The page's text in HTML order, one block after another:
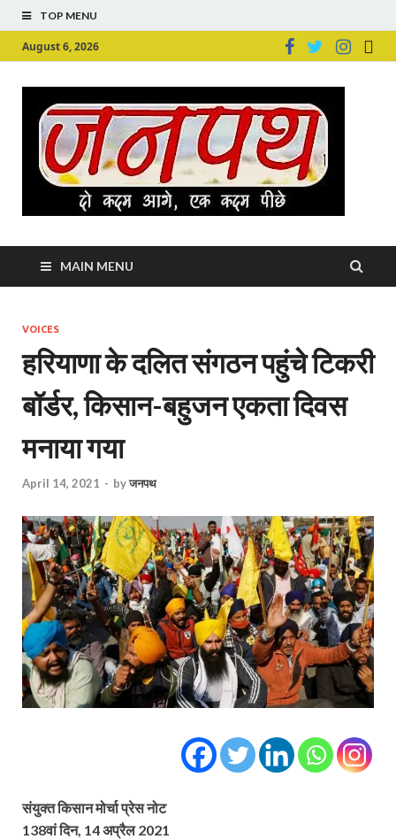
TOP MENU
August 6, 2026
MAIN MENU
VOICES
हरियाणा के दलित संगठन पहुंचे टिकरी
बॉर्डर, किसान-बहुजन एकता दिवस
मनाया गया
April 14, 2021 - byजनपथ
संयुक्त किसान मोर्चा प्रेस नोट
138वां दिन, 14 अप्रैल 2021